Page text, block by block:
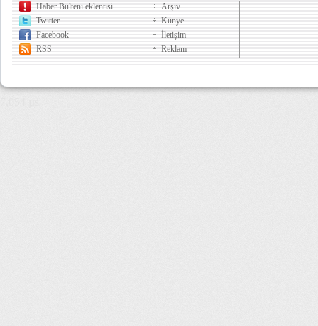
Haber Bülteni eklentisi
Twitter
Facebook
RSS
Arşiv
Künye
İletişim
Reklam